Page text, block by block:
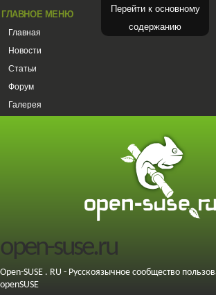
Перейти к основному
содержанию
ГЛАВНОЕ МЕНЮ
Главная
Новости
Статьи
Форум
Галерея
open-suse.ru
Open-SUSE . RU - Русскоязычное сообщество
openSUSE